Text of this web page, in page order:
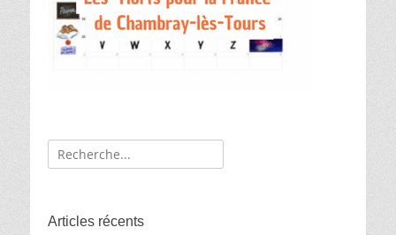
Recherche
de:
Articles récents